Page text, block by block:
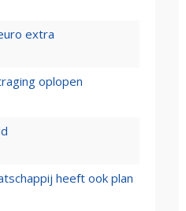
extra
oplopen
heeft ook plan